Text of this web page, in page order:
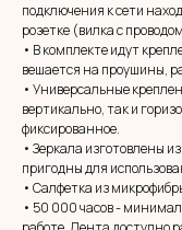
подключения к сети
розетке (вилка с
• В комплекте идут
вешается на проушины,
• Универсальные
вертикально, так и
фиксированное.
• Зеркала изготовлены
пригодны для
• Салфетка из
• 50 000 часов -
MIRROR ROOM